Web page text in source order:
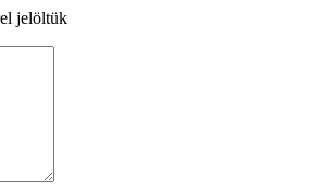
jelöltük